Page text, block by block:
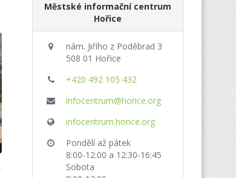
Městské informační centrum
Hořice
nám. Jiřího z Poděbrad 3
508 01 Hořice
+420 492 105 432
infocentrum@horice.org
infocentrum.horice.org
Pondělí až pátek
8:00-12:00 a 12:30-16:45
Sobota